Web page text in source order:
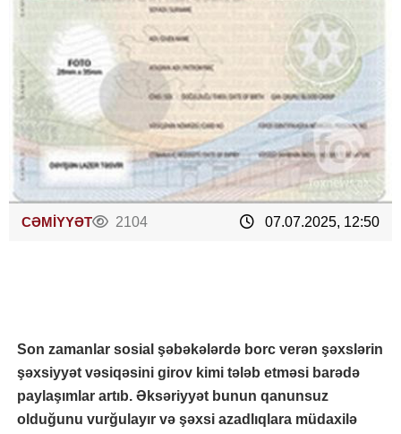
CƏMİYYƏT 2104 07.07.2025, 12:50
Son zamanlar sosial şəbəkələrdə borc verən şəxslərin
şəxsiyyət vəsiqəsini girov kimi tələb etməsi barədə
paylaşımlar artıb. Əksəriyyət bunun qanunsuz
olduğunu vurğulayır və şəxsi azadlıqlara müdaxilə